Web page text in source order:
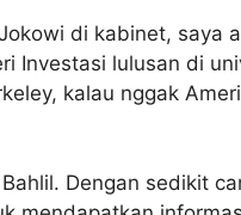
di kabinet, saya
Investasi lulusan di
kalau nggak
Dengan sedikit